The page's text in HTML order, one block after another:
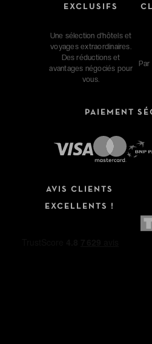
EXCLUSIFS
Une sélection d'hôtels et
voyages extraordinaires.
Des réductions et
avantages négociés pour
vous.
PAIEMENT
AVIS CLIENTS
EXCELLENTS !